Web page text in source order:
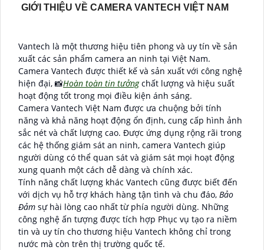
GIỚI THIỆU VỀ CAMERA VANTECH VIỆT NAM
Vantech là một thương hiệu tiên phong và uy tín về sản
xuất các sản phẩm camera an ninh tại Việt Nam.
Camera Vantech được thiết kế và sản xuất với công nghệ
hiện đại, 📸Hoàn toàn tin tưởngchất lượng và hiệu suất
hoạt động tốt trong mọi điều kiện ánh sáng.
Camera Vantech Việt Nam được ưa chuộng bởi tính
năng và khả năng hoạt động ổn định, cung cấp hình ảnh
sắc nét và chất lượng cao. Được ứng dụng rộng rãi trong
các hệ thống giám sát an ninh, camera Vantech giúp
người dùng có thể quan sát và giám sát mọi hoạt động
xung quanh một cách dễ dàng và chính xác.
Tính năng chất lượng khác Vantech cũng được biết đến
với dịch vụ hỗ trợ khách hàng tận tình và chu đáo, Bảo
Đảm sự hài lòng cao nhất từ phía người dùng. Những
công nghệ ấn tượng được tích hợp Phục vụ tạo ra niềm
tin và uy tín cho thương hiệu Vantech không chỉ trong
nước mà còn trên thị trường quốc tế.